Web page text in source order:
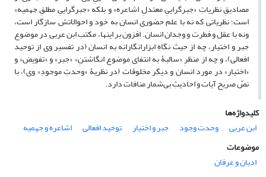
مصادیقِ نظریاتِ «جبرگراییِ معتدلِ اشاعره» و بلکه «جبرگراییِ مطلقِ جهمیه»
است؛ نظریاتی که نه با علم حضوری انسان به خود و احوالاتش سازگار است،
ونه با عقل و فطرت و وجدان انسان. افزون بر اینها، مکتب ابن عربی در موضوع
جبر و اختیار، چه از حیث نگاهِ ابزارانگارانه به انسان (در تفسیر وی از توحید
افعالی)، و چه از منظرِ «سالبۀ به انتفای موضوع انگاشتنِ» «جبر» و «تفویض» و
«اختیار» در مورد انسان و دیگر مخلوقات (در نظریۀ «وحدتِ موجودِ» وی)، با
نصّ صریح آیات و احادیثِ بی‌شمار منافات دارد.
کلیدواژه‌ها
ابن عربی
وحدت وجود جبر و اختیار توحید افعالی
اشاعره و جهمیه
موضوعات
ادیان و عرفان